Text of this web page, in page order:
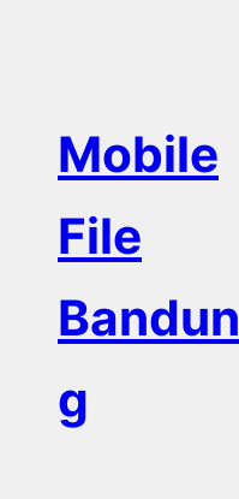
Mobile
File
Bandun
g